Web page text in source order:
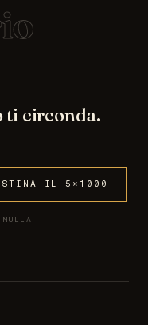
ti circonda.
IL 5×1000